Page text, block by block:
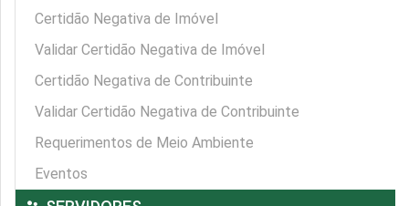
Certidão Negativa de Imóvel
Validar Certidão Negativa de Imóvel
Certidão Negativa de Contribuinte
Validar Certidão Negativa de Contribuinte
Requerimentos de Meio Ambiente
Eventos